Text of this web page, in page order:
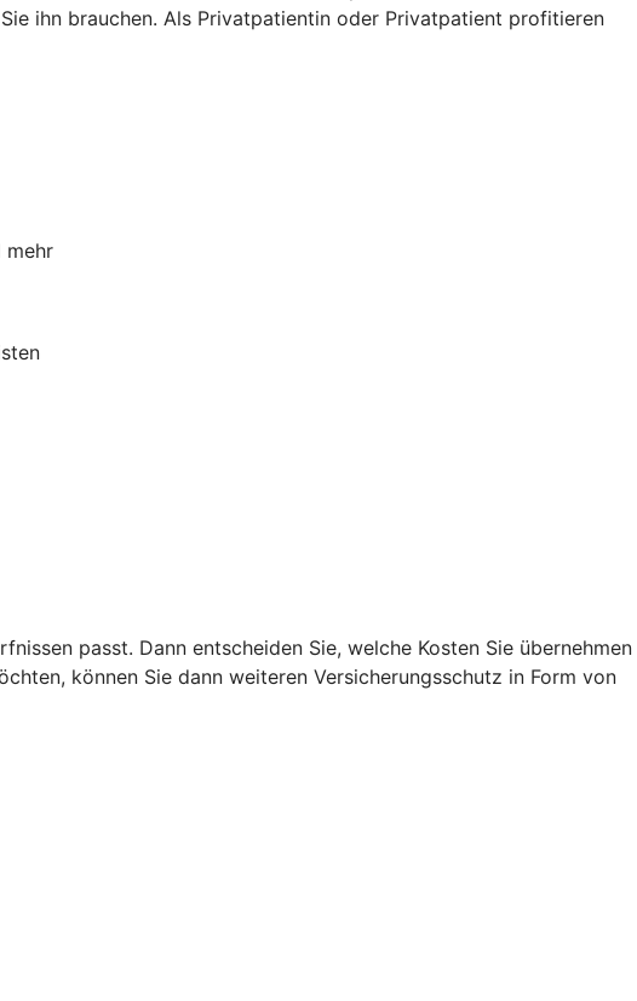
ihn brauchen. Als Privatpatientin oder Privatpatient profitieren
mehr
passt. Dann entscheiden Sie, welche Kosten Sie übernehmen
können Sie dann weiteren Versicherungsschutz in Form von